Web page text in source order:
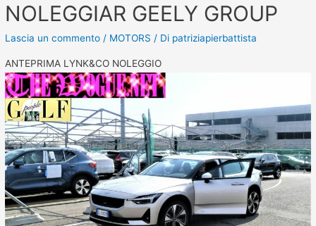
NOLEGGIAR GEELY GROUP
Lascia un commento / MOTORS / Di patriziapierbattista
ANTEPRIMA LYNK&CO NOLEGGIO